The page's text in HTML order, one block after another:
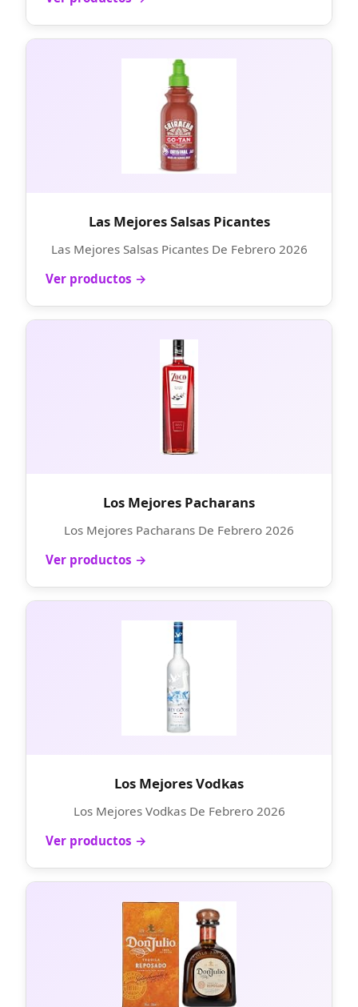
Las Mejores Salsas Picantes
Las Mejores Salsas Picantes De Febrero 2026
Ver productos →
Los Mejores Pacharans
Los Mejores Pacharans De Febrero 2026
Ver productos →
Los Mejores Vodkas
Los Mejores Vodkas De Febrero 2026
Ver productos →